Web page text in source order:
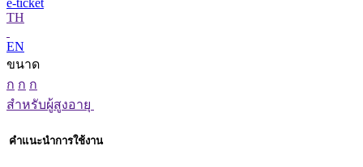
e-ticket
TH
EN
ขนาด
ก ก ก
สำหรับผู้สูงอายุ
คำแนะนำการใช้งาน